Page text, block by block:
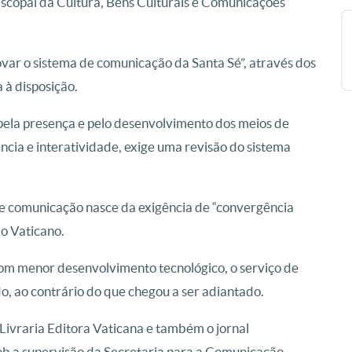
o sistema de comunicação da Santa Sé”, através dos
disposição.
presença e pelo desenvolvimento dos meios de
e interatividade, exige uma revisão do sistema
nasce da exigência de “convergência
Vaticano.
menor desenvolvimento tecnológico, o serviço de
ao contrário do que chegou a ser adiantado.
Editora Vaticana e também o jornal